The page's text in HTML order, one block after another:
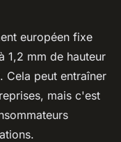
européen fixe
1,2 mm de hauteur
Cela peut entraîner
mais c'est